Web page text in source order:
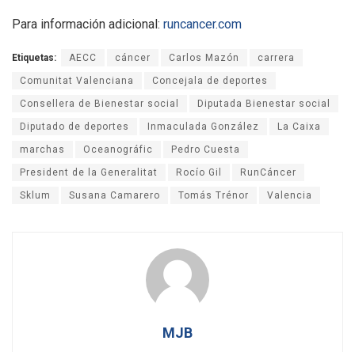
Para información adicional: runcancer.com
Etiquetas: AECC cáncer Carlos Mazón carrera
Comunitat Valenciana Concejala de deportes
Consellera de Bienestar social Diputada Bienestar social
Diputado de deportes Inmaculada González La Caixa
marchas Oceanográfic Pedro Cuesta
President de la Generalitat Rocío Gil RunCáncer
Sklum Susana Camarero Tomás Trénor Valencia
MJB